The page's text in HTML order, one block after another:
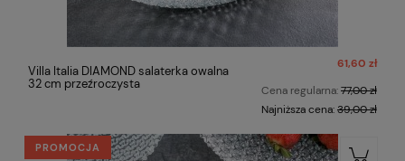
Villa Italia DIAMOND salaterka owalna
32 cm przeźroczysta
61,60 zł
Cena regularna:77,00 zł
Najniższa cena:39,00 zł
PROMOCJA